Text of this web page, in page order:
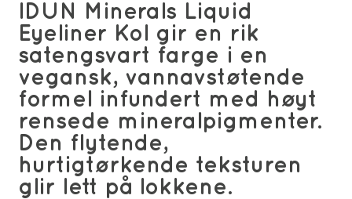
IDUN Minerals Liquid
Eyeliner Kol gir en rik
satengsvart farge i en
vegansk, vannavstøtende
formel infundert med høyt
rensede mineralpigmenter.
Den flytende,
hurtigtørkende teksturen
glir lett på lokkene.